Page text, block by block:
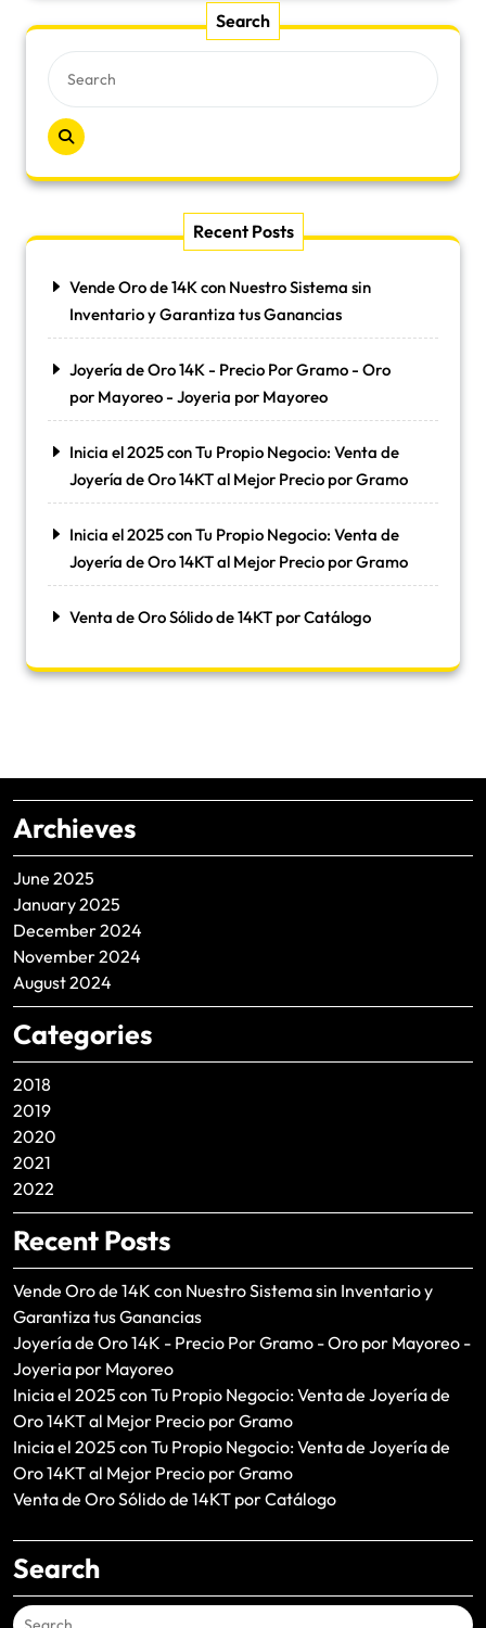
Search
Recent Posts
Vende Oro de 14K con Nuestro Sistema sin
Inventario y Garantiza tus Ganancias
Joyería de Oro 14K - Precio Por Gramo - Oro
por Mayoreo - Joyeria por Mayoreo
Inicia el 2025 con Tu Propio Negocio: Venta de
Joyería de Oro 14KT al Mejor Precio por Gramo
Inicia el 2025 con Tu Propio Negocio: Venta de
Joyería de Oro 14KT al Mejor Precio por Gramo
Venta de Oro Sólido de 14KT por Catálogo
Archieves
June 2025
January 2025
December 2024
November 2024
August 2024
Categories
2018
2019
2020
2021
2022
Recent Posts
Vende Oro de 14K con Nuestro Sistema sin Inventario y
Garantiza tus Ganancias
Joyería de Oro 14K - Precio Por Gramo - Oro por Mayoreo -
Joyeria por Mayoreo
Inicia el 2025 con Tu Propio Negocio: Venta de Joyería de
Oro 14KT al Mejor Precio por Gramo
Inicia el 2025 con Tu Propio Negocio: Venta de Joyería de
Oro 14KT al Mejor Precio por Gramo
Venta de Oro Sólido de 14KT por Catálogo
Search